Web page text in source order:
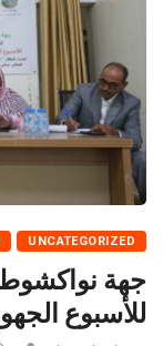
UNCATEGORIZED
جهة
للأسبوع